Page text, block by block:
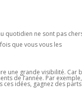
quotidien ne sont pas
que vous vous les
une grande visibilité. Car
de l’année. Par
ces idées, gagnez des